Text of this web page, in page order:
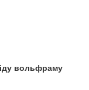
вольфраму